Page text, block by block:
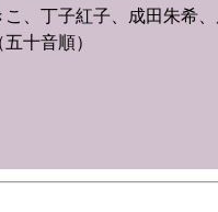
、丁子紅子、成田朱希
十音順）